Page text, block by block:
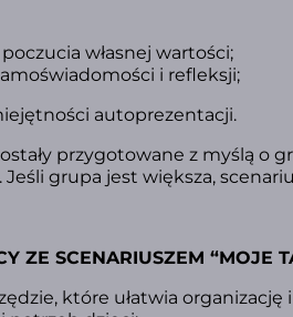
własnej wartości;
i refleksji;
autoprezentacji.
przygotowane z myślą o
Jeśli grupa jest większa,
ZE SCENARIUSZEM “MOJE
które ułatwia